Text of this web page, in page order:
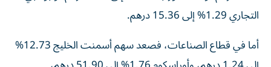
التجاري 1.29% إلى 15.36 درهم.
أما في قطاع الصناعات، فصعد سهم أسمنت الخليج 12.73%